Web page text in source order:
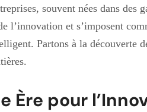
souvent nées dans des
l’innovation et s’imposent
Partons à la découverte
Ère pour